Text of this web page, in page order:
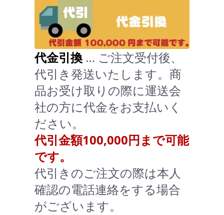
代金引換 … ご注文受付後、
代引き発送いたします。商
品お受け取りの際に運送会
社の方に代金をお支払いく
ださい。
代引金額100,000円まで可能
です。
代引きのご注文の際は本人
確認の電話連絡をする場合
がございます。